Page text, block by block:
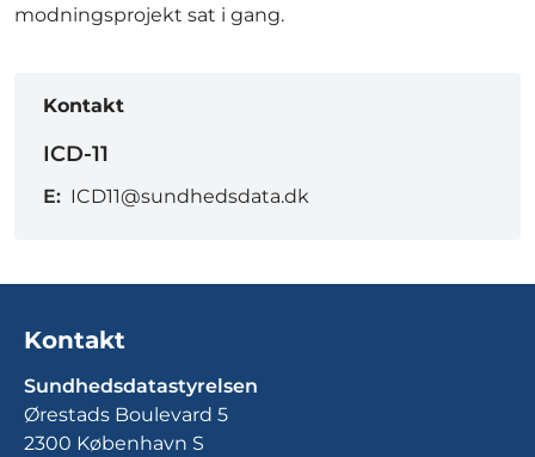
modningsprojekt sat i gang.
Kontakt
ICD-11
E: ICD11@sundhedsdata.dk
Kontakt
Sundhedsdatastyrelsen
Ørestads Boulevard 5
2300 København S